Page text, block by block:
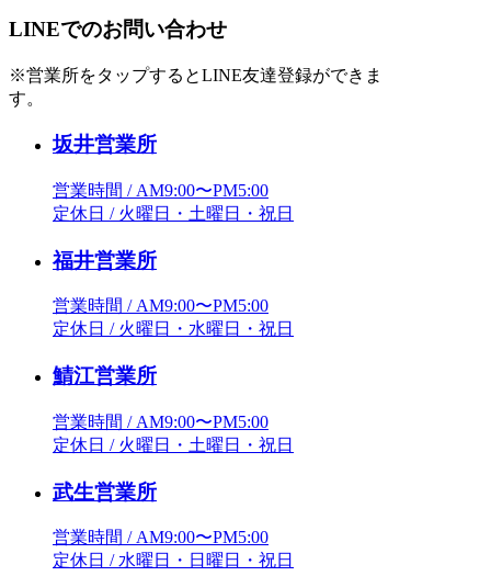
LINEでのお問い合わせ
※営業所をタップするとLINE友達登録ができま
す。
坂井営業所
営業時間 / AM9:00〜PM5:00
定休日 / 火曜日・土曜日・祝日
福井営業所
営業時間 / AM9:00〜PM5:00
定休日 / 火曜日・水曜日・祝日
鯖江営業所
営業時間 / AM9:00〜PM5:00
定休日 / 火曜日・土曜日・祝日
武生営業所
営業時間 / AM9:00〜PM5:00
定休日 / 水曜日・日曜日・祝日